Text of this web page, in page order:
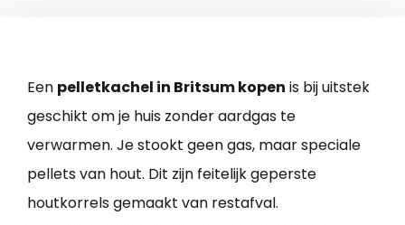
Een pelletkachel in Britsum kopen is bij uitstek
geschikt om je huis zonder aardgas te
verwarmen. Je stookt geen gas, maar speciale
pellets van hout. Dit zijn feitelijk geperste
houtkorrels gemaakt van restafval.